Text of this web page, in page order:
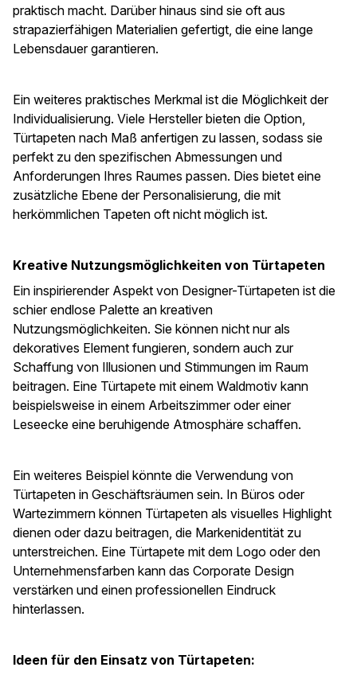
praktisch macht. Darüber hinaus sind sie oft aus
strapazierfähigen Materialien gefertigt, die eine lange
Lebensdauer garantieren.
Ein weiteres praktisches Merkmal ist die Möglichkeit der
Individualisierung. Viele Hersteller bieten die Option,
Türtapeten nach Maß anfertigen zu lassen, sodass sie
perfekt zu den spezifischen Abmessungen und
Anforderungen Ihres Raumes passen. Dies bietet eine
zusätzliche Ebene der Personalisierung, die mit
herkömmlichen Tapeten oft nicht möglich ist.
Kreative Nutzungsmöglichkeiten von Türtapeten
Ein inspirierender Aspekt von Designer-Türtapeten ist die
schier endlose Palette an kreativen
Nutzungsmöglichkeiten. Sie können nicht nur als
dekoratives Element fungieren, sondern auch zur
Schaffung von Illusionen und Stimmungen im Raum
beitragen. Eine Türtapete mit einem Waldmotiv kann
beispielsweise in einem Arbeitszimmer oder einer
Leseecke eine beruhigende Atmosphäre schaffen.
Ein weiteres Beispiel könnte die Verwendung von
Türtapeten in Geschäftsräumen sein. In Büros oder
Wartezimmern können Türtapeten als visuelles Highlight
dienen oder dazu beitragen, die Markenidentität zu
unterstreichen. Eine Türtapete mit dem Logo oder den
Unternehmensfarben kann das Corporate Design
verstärken und einen professionellen Eindruck
hinterlassen.
Ideen für den Einsatz von Türtapeten: